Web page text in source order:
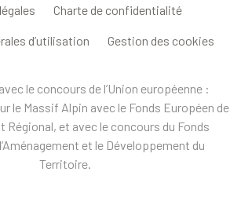
Charte de confidentialité
d’utilisation Gestion des cookies
le concours de l’Union européenne :
le Massif Alpin avec le Fonds Européen de
Régional, et avec le concours du Fonds
et le Développement du
Territoire.